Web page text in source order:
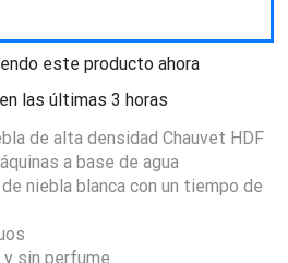
este producto ahora
las últimas 3 horas
de alta densidad Chauvet HDF
a base de agua
niebla blanca con un tiempo de
sin perfume